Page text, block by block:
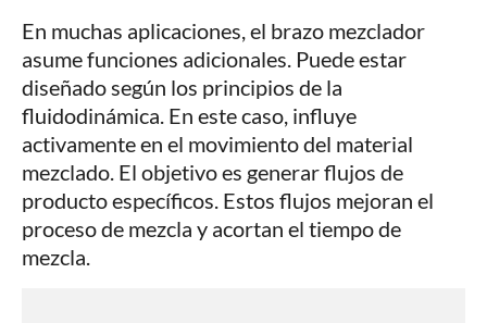
En muchas aplicaciones, el brazo mezclador
asume funciones adicionales. Puede estar
diseñado según los principios de la
fluidodinámica. En este caso, influye
activamente en el movimiento del material
mezclado. El objetivo es generar flujos de
producto específicos. Estos flujos mejoran el
proceso de mezcla y acortan el tiempo de
mezcla.